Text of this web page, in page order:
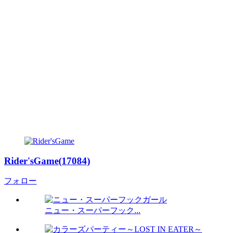
Rider'sGame(17084)
フォロー
ニュー・スーパーフック...